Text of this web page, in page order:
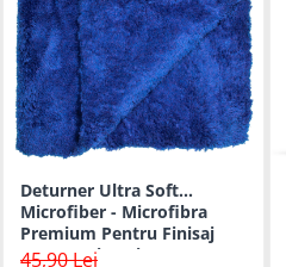
Deturner Ultra Soft
Microfiber - Microfibra
Premium Pentru Finisaj
Fara Zgarieturi - 500 GSM
45,90 Lei